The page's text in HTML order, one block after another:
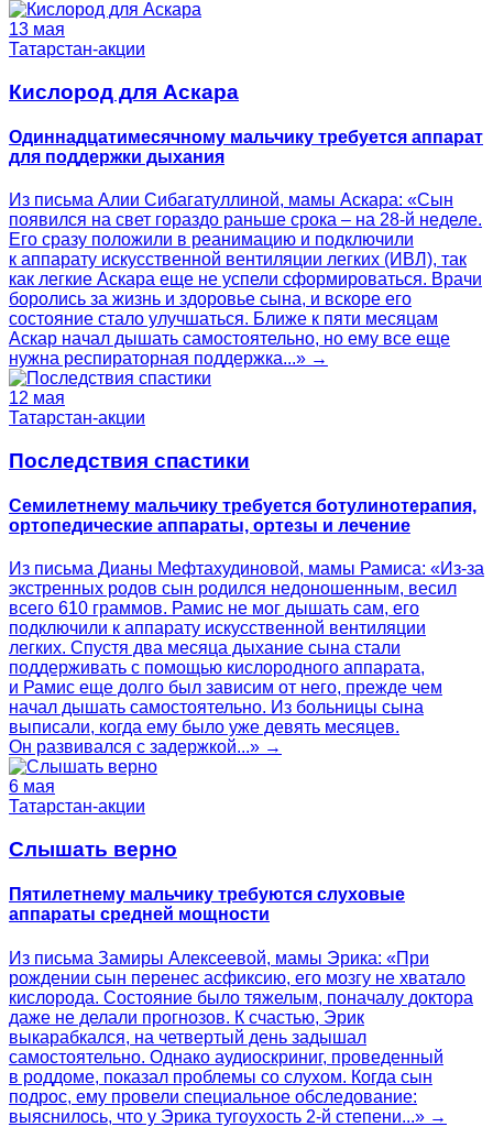
13 мая
Татарстан-акции
Кислород для Аскара
Одиннадцатимесячному мальчику требуется аппарат
для поддержки дыхания
Из письма Алии Сибагатуллиной, мамы Аскара: «Сын
появился на свет гораздо раньше срока – на 28-й неделе.
Его сразу положили в реанимацию и подключили
к аппарату искусственной вентиляции легких (ИВЛ), так
как легкие Аскара еще не успели сформироваться. Врачи
боролись за жизнь и здоровье сына, и вскоре его
состояние стало улучшаться. Ближе к пяти месяцам
Аскар начал дышать самостоятельно, но ему все еще
нужна респираторная поддержка...» →
12 мая
Татарстан-акции
Последствия спастики
Семилетнему мальчику требуется ботулинотерапия,
ортопедические аппараты, ортезы и лечение
Из письма Дианы Мефтахудиновой, мамы Рамиса: «Из-за
экстренных родов сын родился недоношенным, весил
всего 610 граммов. Рамис не мог дышать сам, его
подключили к аппарату искусственной вентиляции
легких. Спустя два месяца дыхание сына стали
поддерживать с помощью кислородного аппарата,
и Рамис еще долго был зависим от него, прежде чем
начал дышать самостоятельно. Из больницы сына
выписали, когда ему было уже девять месяцев.
Он развивался с задержкой...» →
6 мая
Татарстан-акции
Слышать верно
Пятилетнему мальчику требуются слуховые
аппараты средней мощности
Из письма Замиры Алексеевой, мамы Эрика: «При
рождении сын перенес асфиксию, его мозгу не хватало
кислорода. Состояние было тяжелым, поначалу доктора
даже не делали прогнозов. К счастью, Эрик
выкарабкался, на четвертый день задышал
самостоятельно. Однако аудиоскриниг, проведенный
в роддоме, показал проблемы со слухом. Когда сын
подрос, ему провели специальное обследование:
выяснилось, что у Эрика тугоухость 2-й степени...» →